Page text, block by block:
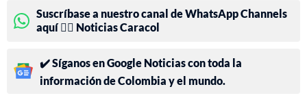
Suscríbase a nuestro canal de WhatsApp Channels
aquí 👉🏻 Noticias Caracol
✔️ Síganos en Google Noticias con toda la
información de Colombia y el mundo.